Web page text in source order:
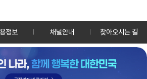
정보 채널안내 찾아오시는 길
치시 정부2청사로 13 한국정책방송원 KTV
TEL: 044-204-8000
국민방송 All Rights Reserved.